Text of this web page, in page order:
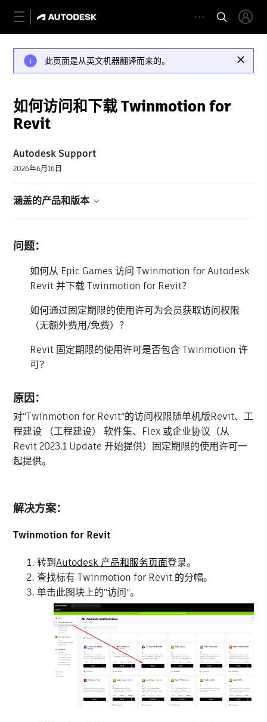
此页面是从英文机器翻译而来的。
如何访问和下载 Twinmotion for
Revit
Autodesk Support
2026年6月16日
涵盖的产品和版本
问题：
如何从 Epic Games 访问 Twinmotion for Autodesk
Revit 并下载 Twinmotion for Revit？
如何通过固定期限的使用许可为会员获取访问权限
（无额外费用/免费）？
Revit 固定期限的使用许可是否包含 Twinmotion 许
可？
原因：
对“Twinmotion for Revit”的访问权限随单机版Revit、工
程建设 （工程建设） 软件集、Flex 或企业协议（从
Revit 2023.1 Update 开始提供）固定期限的使用许可一
起提供。
解决方案：
Twinmotion for Revit
转到Autodesk 产品和服务页面登录。
查找标有 Twinmotion for Revit 的分幅。
单击此图块上的“访问”。